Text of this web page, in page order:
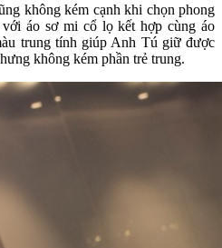
không kém cạnh khi chọn phong
với áo sơ mi cổ lọ kết hợp cùng áo
trung tính giúp Anh Tú giữ được
không kém phần trẻ trung.